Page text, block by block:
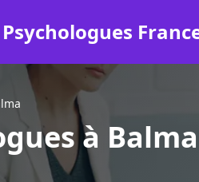
à Balma